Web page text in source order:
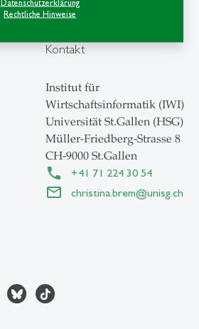
Datenschutzerklärung
Rechtliche Hinweise
Kontakt
Institut für
Wirtschaftsinformatik (IWI)
Universität St.Gallen (HSG)
Müller-Friedberg-Strasse 8
CH-9000 St.Gallen
+41 71 224 30 54
christina.brem@unisg.ch